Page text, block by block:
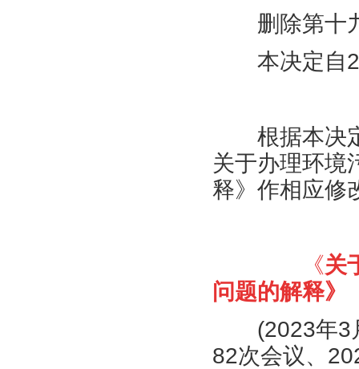
删除第十
本决定自
根据本决定
关于办理环境
释》作相应修
《关
问题的解释》
(2023年3
82次会议、